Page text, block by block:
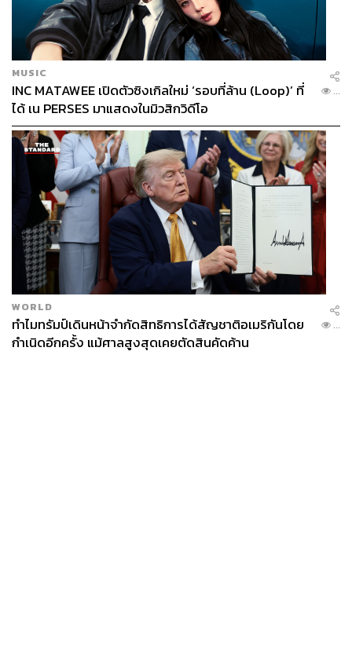
MUSIC
INC MATAWEE เปิดตัวซิงเกิลใหม่ ‘รอบที่ล้าน (Loop)’ ที่
ได้ เน PERSES มาแสดงในมิวสิกวิดีโอ
...
WORLD
ทำไมทรัมป์เดินหน้าจำกัดสิทธิการได้สัญชาติอเมริกันโดย
กำเนิดอีกครั้ง แม้ศาลสูงสุดเคยตัดสินคัดค้าน
...